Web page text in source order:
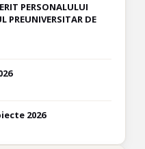
PERSONALULUI
PREUNIVERSITAR DE
2026